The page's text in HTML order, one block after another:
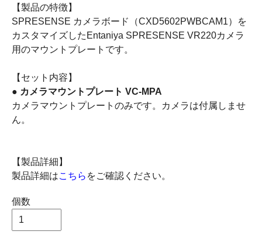
【製品の特徴】
SPRESENSE カメラボード（CXD5602PWBCAM1）を
カスタマイズしたEntaniya SPRESENSE VR220カメラ
用のマウントプレートです。
【セット内容】
● カメラマウントプレート VC-MPA
カメラマウントプレートのみです。カメラは付属しませ
ん。
【製品詳細】
製品詳細はこちら をご確認ください。
個数